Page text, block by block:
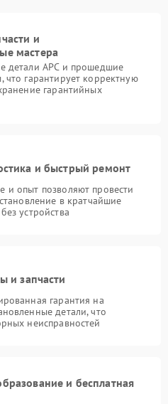
и
мастера
детали APC и прошедшие
гарантирует корректную
гарантийных
и быстрый ремонт
опыт позволяют провести
в кратчайшие
устройства
и запчасти
гарантия на
детали, что
неисправностей
и бесплатная